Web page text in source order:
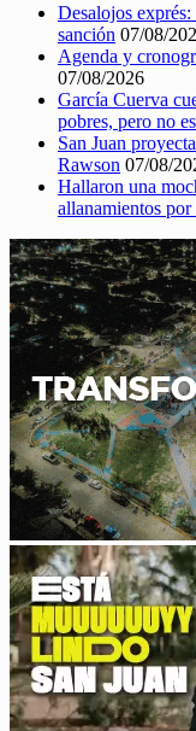
Desalojos
sanción 07/08/
Agenda y
07/08/2026
García Cuerva
pobres, pero no
San Juan
Rawson 07/08/
Hallaron una
allanamientos